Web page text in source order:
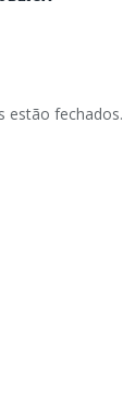
estão fechados.